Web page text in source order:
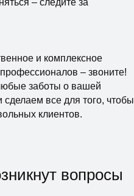
– следите за
и комплексное
– звоните!
заботы о вашей
все для того, чтобы
клиентов.
вопросы